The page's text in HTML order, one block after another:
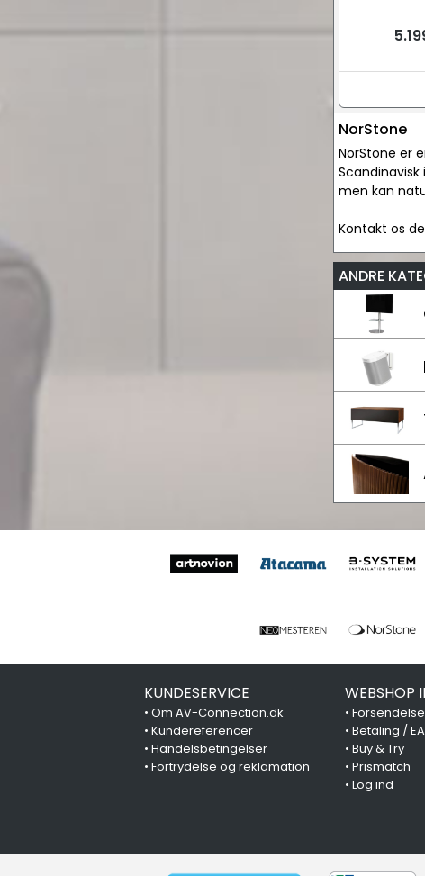
NorStone
NorStone er
men kan
Kontakt os
ANDRE
KUNDESERVICE
• Om AV-Connection.dk
• Kundereferencer
• Handelsbetingelser
• Fortrydelse og reklamation
WEBSHOP
•
• Betaling /
• Buy & Try
• Prismatch
• Log ind